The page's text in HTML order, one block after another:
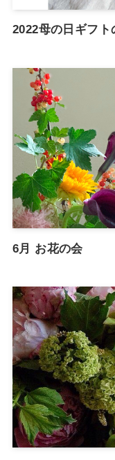
2022母の日ギフ
6月 お花の会